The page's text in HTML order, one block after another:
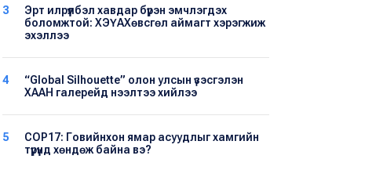
3
Эрт илрүүлбэл хавдар бүрэн эмчлэгдэх
боломжтой: ХЭҮА​Хөвсгөл аймагт хэрэгжиж
эхэллээ
4
“Global Silhouette” олон улсын үзэсгэлэн
ХААН галерейд нээлтээ хийлээ
5
COP17: Говийнхон ямар асуудлыг хамгийн
түрүүнд хөндөж байна вэ?